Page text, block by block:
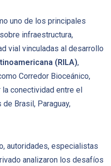
uno de los principales
infraestructura,
vial vinculadas al desarrollo
(RILA),
Corredor Bioceánico,
conectividad entre el
Brasil, Paraguay,
autoridades, especialistas
analizaron los desafíos